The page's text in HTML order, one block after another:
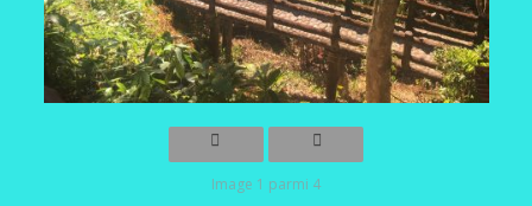
Image 1 parmi 4